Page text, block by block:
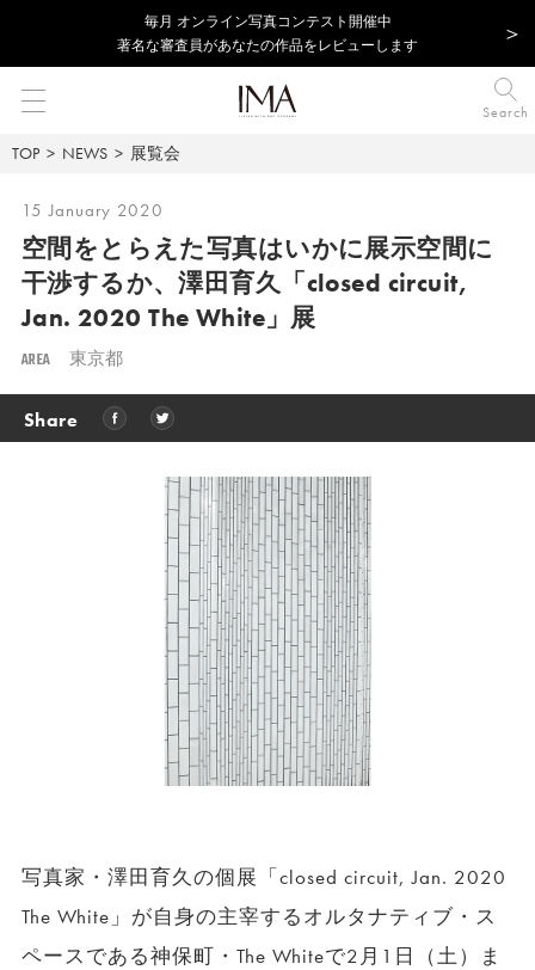
毎⽉ オンライン写真コンテスト開催中
著名な審査員があなたの作品をレビューします
Search
TOP NEWS 展覧会
15 January 2020
空間をとらえた写真はいかに展示空間に
干渉するか、澤田育久「closed circuit,
Jan. 2020 The White」展
AREA 東京都
Share
写真家・澤田育久の個展「closed circuit, Jan. 2020
The White」が自身の主宰するオルタナティブ・ス
ペースである神保町・The Whiteで2月1日（土）ま